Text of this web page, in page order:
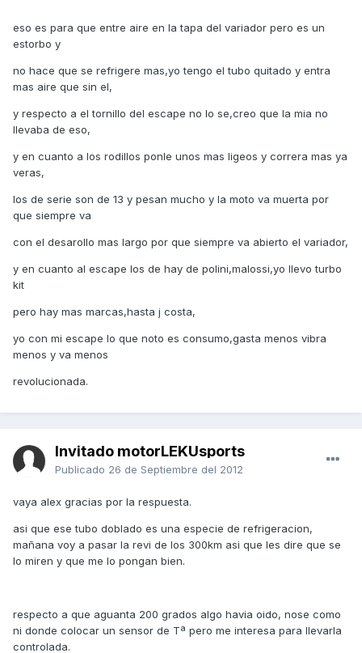
eso es para que entre aire en la tapa del variador pero es un
estorbo y
no hace que se refrigere mas,yo tengo el tubo quitado y entra
mas aire que sin el,
y respecto a el tornillo del escape no lo se,creo que la mia no
llevaba de eso,
y en cuanto a los rodillos ponle unos mas ligeos y correra mas ya
veras,
los de serie son de 13 y pesan mucho y la moto va muerta por
que siempre va
con el desarollo mas largo por que siempre va abierto el variador,
y en cuanto al escape los de hay de polini,malossi,yo llevo turbo
kit
pero hay mas marcas,hasta j costa,
yo con mi escape lo que noto es consumo,gasta menos vibra
menos y va menos
revolucionada.
Invitado motorLEKUsports
Publicado 26 de Septiembre del 2012
vaya alex gracias por la respuesta.
asi que ese tubo doblado es una especie de refrigeracion,
mañana voy a pasar la revi de los 300km asi que les dire que se
lo miren y que me lo pongan bien.
respecto a que aguanta 200 grados algo havia oido, nose como
ni donde colocar un sensor de Tª pero me interesa para llevarla
controlada.